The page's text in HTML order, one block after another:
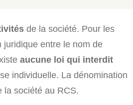
de la société. Pour les
juridique entre le nom de
aucune loi qui interdit
individuelle. La dénomination
la société au RCS.